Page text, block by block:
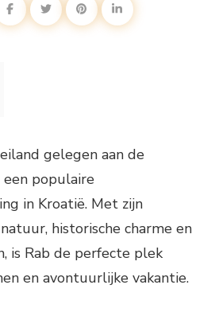
gelegen aan de
een populaire
in Kroatië. Met zijn
historische charme en
is Rab de perfecte plek
en avontuurlijke vakantie.